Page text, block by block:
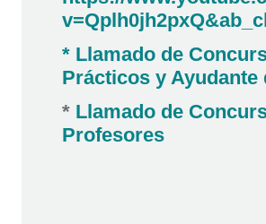
* Llamado de
Prácticos y Ayudante
* Llamado de
Profesores